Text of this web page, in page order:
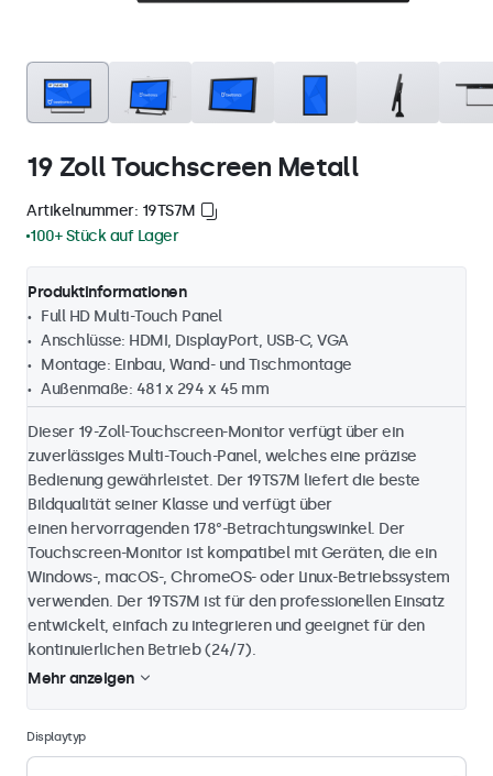
19 Zoll Touchscreen Metall
Artikelnummer: 19TS7M
100+ Stück auf Lager
Produktinformationen
Full HD Multi-Touch Panel
Anschlüsse: HDMI, DisplayPort, USB-C, VGA
Montage: Einbau, Wand- und Tischmontage
Außenmaße: 481 x 294 x 45 mm
Dieser 19-Zoll-Touchscreen-Monitor verfügt über ein
zuverlässiges Multi-Touch-Panel, welches eine präzise
Bedienung gewährleistet. Der 19TS7M liefert die beste
Bildqualität seiner Klasse und verfügt über
einen hervorragenden 178°-Betrachtungswinkel. Der
Touchscreen-Monitor ist kompatibel mit Geräten, die ein
Windows-, macOS-, ChromeOS- oder Linux-Betriebssystem
verwenden. Der 19TS7M ist für den professionellen Einsatz
entwickelt, einfach zu integrieren und geeignet für den
kontinuierlichen Betrieb (24/7).
Mehr anzeigen
Displaytyp